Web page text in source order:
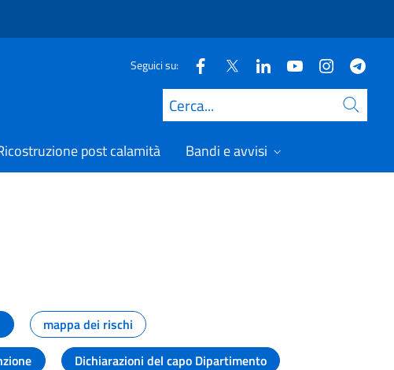
Seguici su:
Cerca
post calamità Bandi e avvisi
mappa dei rischi
Dichiarazioni del capo Dipartimento